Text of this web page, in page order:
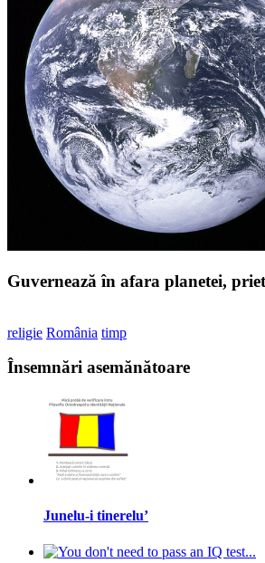
Guvernează în afara planetei,
religie România timp
Însemnări asemănătoare
Junelu-i tinerelu’